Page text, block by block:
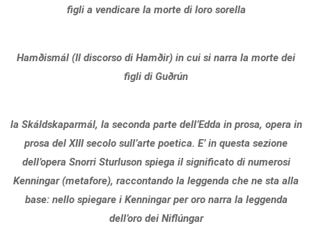
figli a vendicare la morte di loro sorella
Hamðismál (Il discorso di Hamðir) in cui si narra la morte dei
figli di Guðrún
la Skáldskaparmál, la seconda parte dell’Edda in prosa, opera in
prosa del XIII secolo sull’arte poetica. E’ in questa sezione
dell’opera Snorri Sturluson spiega il significato di numerosi
Kenningar (metafore), raccontando la leggenda che ne sta alla
base: nello spiegare i Kenningar per oro narra la leggenda
dell’oro dei Niflúngar